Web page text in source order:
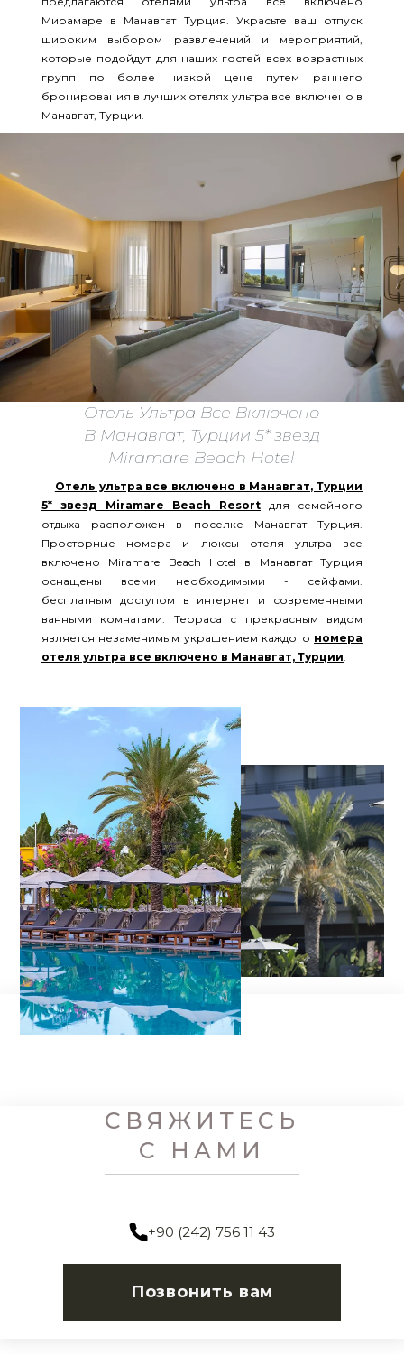
Мирамаре в Манавгат Турция. Украсьте ваш отпуск
широким выбором развлечений и мероприятий,
которые подойдут для наших гостей всех возрастных
групп по более низкой цене путем раннего
бронирования в лучших отелях ультра все включено в
Манавгат, Турции.
Отель Ультра Все Включено
В Манавгат, Турции 5* звезд
Miramare Beach Hotel
Отель ультра все включено в Манавгат, Турции
5* звезд Miramare Beach Resort для семейного
отдыха расположен в поселке Манавгат Турция.
Просторные номера и люксы отеля ультра все
включено Miramare Beach Hotel в Манавгат Турция
оснащены всеми необходимыми - сейфами.
бесплатным доступом в интернет и современными
ванными комнатами. Терраса с прекрасным видом
является незаменимым украшением каждого номера
отеля ультра все включено в Манавгат, Турции
СВЯЖИТЕСЬ
С НАМИ
+90 (242) 756 11 43
Позвонить вам